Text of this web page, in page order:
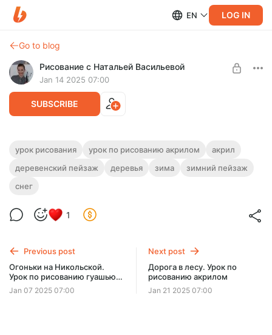
EN LOG IN
Go to blog
Рисование с Натальей Васильевой
Jan 14 2025 07:00
SUBSCRIBE
Розовый рассвет. Урок по рисованию
акрилом
На этом уроке напишем розовый рассвет акриловыми
Level required:
урок рисования урок по рисованию акрилом
акрил
деревенский пейзаж
деревья зима
зимний пейзаж
снег
1
Previous post
Огоньки на Никольской.
Урок по рисованию гуашью.
Серия «Новогодняя Москва»
Jan 07 2025 07:00
Next post
Дорога в лесу. Урок по
рисованию акрилом
Jan 21 2025 07:00